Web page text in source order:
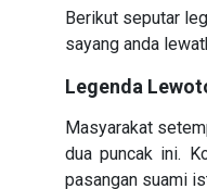
Berikut seputar
sayang anda
Legenda
Masyarakat
dua puncak ini.
pasangan suami